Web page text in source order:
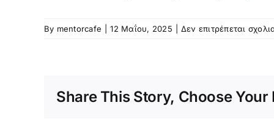
By mentorcafe 12 Μαΐου, 2025 Δεν επιτρέπεται
Share This Story, Choose Your